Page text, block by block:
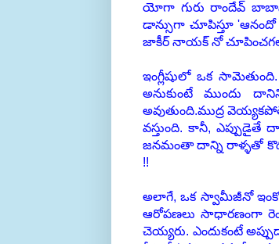
యోగా గురు రాందేవ్
డాన్సుగా చూపిస్తూ
జాకీర్ నాయక్ నో
ఇంగ్లీషులో ఒక
అనుకుంటే ముందు
అవుతుంది.ముద్ర
వస్తుంది. కానీ,
జనమంతా దాన్ని రాళ్ళతో
!!
అలాగే, ఒక స్వామీజీనో ఇంకో
ఆరోపణలు సాధారణంగా
చెయ్యరు. ఎందుకంటే